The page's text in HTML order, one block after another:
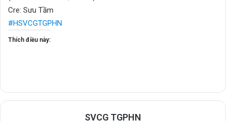
Cre: Sưu Tầm
#HSVCGTGPHN
Thích điều này:
SVCG TGPHN